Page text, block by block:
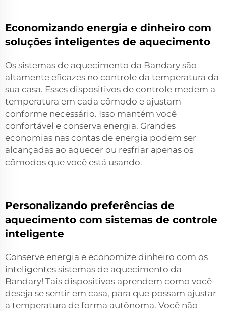
Economizando energia e dinheiro com
soluções inteligentes de aquecimento
Os sistemas de aquecimento da Bandary são
altamente eficazes no controle da temperatura da
sua casa. Esses dispositivos de controle medem a
temperatura em cada cômodo e ajustam
conforme necessário. Isso mantém você
confortável e conserva energia. Grandes
economias nas contas de energia podem ser
alcançadas ao aquecer ou resfriar apenas os
cômodos que você está usando.
Personalizando preferências de
aquecimento com sistemas de controle
inteligente
Conserve energia e economize dinheiro com os
inteligentes sistemas de aquecimento da
Bandary! Tais dispositivos aprendem como você
deseja se sentir em casa, para que possam ajustar
a temperatura de forma autônoma. Você não